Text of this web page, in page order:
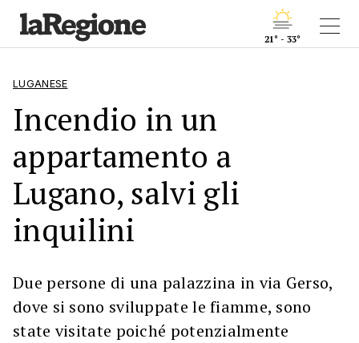
21° - 33°
LUGANESE
Incendio in un
appartamento a
Lugano, salvi gli
inquilini
Due persone di una palazzina in via Gerso,
dove si sono sviluppate le fiamme, sono
state visitate poiché potenzialmente